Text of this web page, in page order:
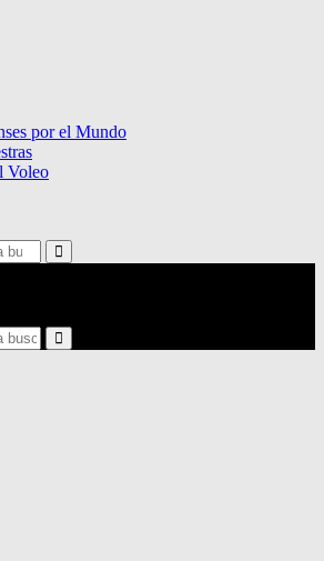
por el Mundo
Voleo
Search
Search